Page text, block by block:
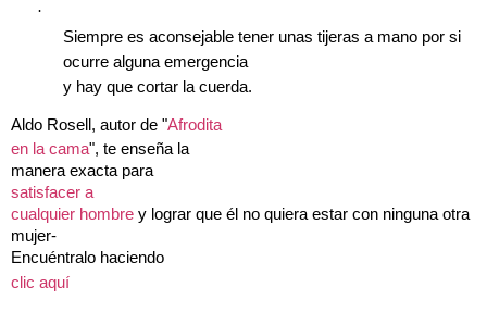
·
Siempre es aconsejable tener unas tijeras a mano por si
ocurre alguna emergencia
y hay que cortar la cuerda.
Aldo Rosell, autor de "Afrodita
en la cama", te enseña la
manera exacta para
satisfacer a
cualquier hombre y lograr que él no quiera estar con ninguna otra
mujer-
Encuéntralo haciendo
clic aquí